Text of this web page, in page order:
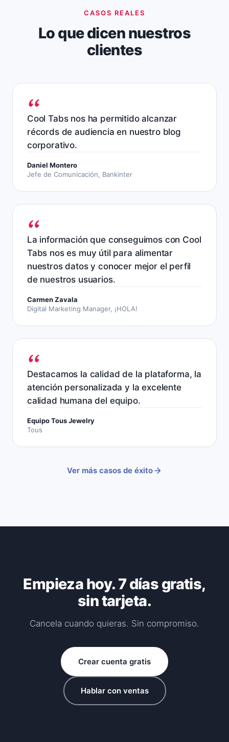
CASOS REALES
Lo que dicen nuestros
clientes
Cool Tabs nos ha permitido alcanzar
récords de audiencia en nuestro blog
corporativo.
Daniel Montero
Jefe de Comunicación, Bankinter
La información que conseguimos con Cool
Tabs nos es muy útil para alimentar
nuestros datos y conocer mejor el perfil
de nuestros usuarios.
Carmen Zavala
Digital Marketing Manager, ¡HOLA!
Destacamos la calidad de la plataforma, la
atención personalizada y la excelente
calidad humana del equipo.
Equipo Tous Jewelry
Tous
Ver más casos de éxito
Empieza hoy. 7 días gratis,
sin tarjeta.
Cancela cuando quieras. Sin compromiso.
Crear cuenta gratis
Hablar con ventas